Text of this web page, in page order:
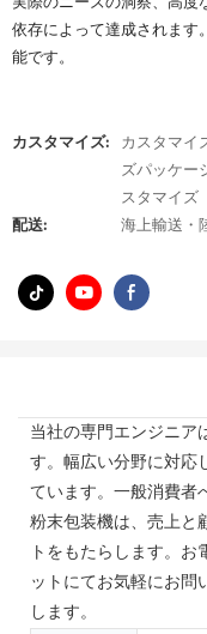
依存によって達成されま
能です。
カスタマイズ: カスタマイ
ズパッケー
スタマイズ
配送:
海上輸送・
当社の専門エンジニア
す。幅広い分野に対応
ています。一般消費者
粉末包装機は、売上と
トをもたらします。
ットにてお気軽にお
します。